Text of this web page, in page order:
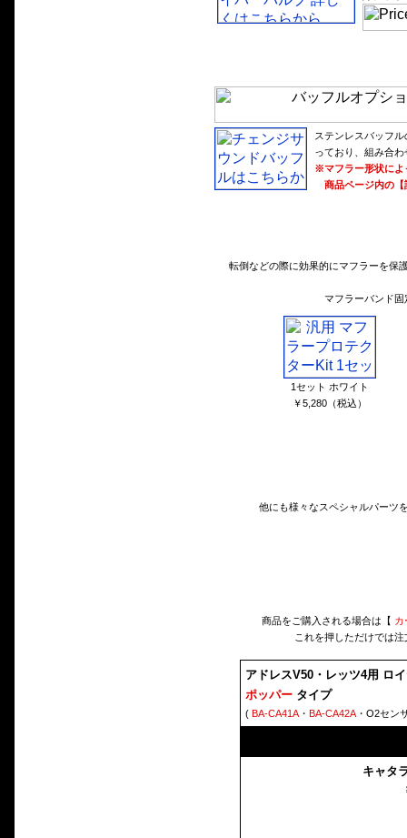
ステンレスバッフ
っており、組み合
※マフラー形状によ
商品ページ内の【
転倒などの際に効果的にマフラーを保
マフラーバンド
1セット ホワイト
￥5,280（税込）
他にも様々なスペシャルパーツ
商品をご購入される場合は【 カ
これを押しただけでは
アドレスV50・レッツ4用 ロ
ポッパータイプ
( BA-CA41A・ BA-CA42A・O2セン
キャタ